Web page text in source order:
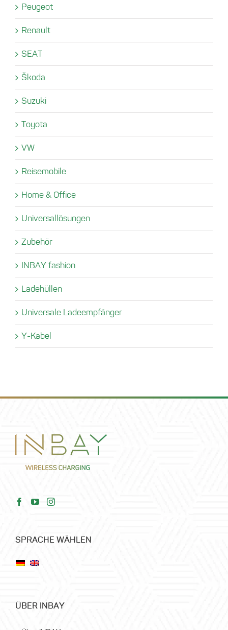
Peugeot
Renault
SEAT
Škoda
Suzuki
Toyota
VW
Reisemobile
Home & Office
Universallösungen
Zubehör
INBAY fashion
Ladehüllen
Universale Ladeempfänger
Y-Kabel
SPRACHE WÄHLEN
ÜBER INBAY